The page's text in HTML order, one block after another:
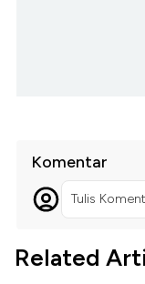
Komentar
Tulis
Related